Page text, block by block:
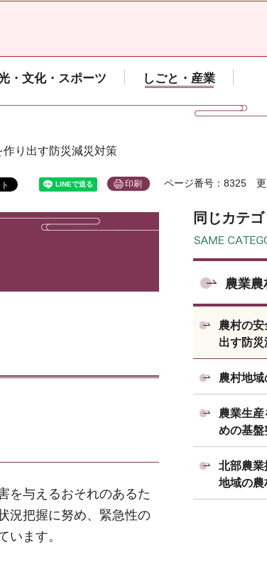
・文化・スポーツ しごと・産業
り出す防災減災対策
印刷 ページ番号：8325
を与えるおそれのあるた
況把握に努め、緊急性の
います。
同じカテ
農業農
農村の安
出す防
農村地
農業生
めの基盤
北部農業
地域の農